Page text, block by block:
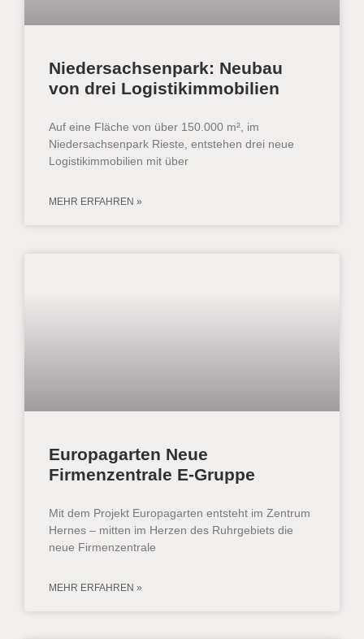
Niedersachsenpark: Neubau
von drei Logistikimmobilien
Auf eine Fläche von über 150.000 m², im
Niedersachsenpark Rieste, entstehen drei neue
Logistikimmobilien mit über
MEHR ERFAHREN »
Europagarten Neue
Firmenzentrale E-Gruppe
Mit dem Projekt Europagarten entsteht im Zentrum
Hernes ‒ mitten im Herzen des Ruhrgebiets die
neue Firmenzentrale
MEHR ERFAHREN »